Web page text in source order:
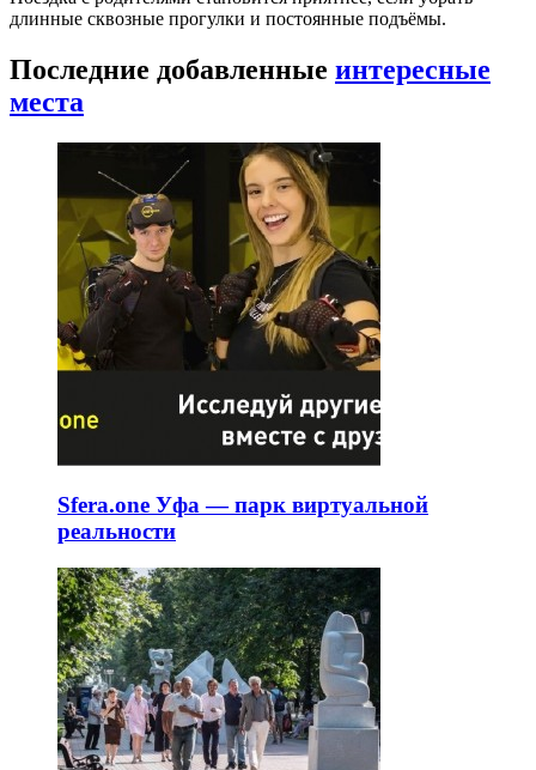
длинные сквозные прогулки и постоянные подъёмы.
Последние добавленные интересные
места
Sfera.one Уфа — парк виртуальной
реальности